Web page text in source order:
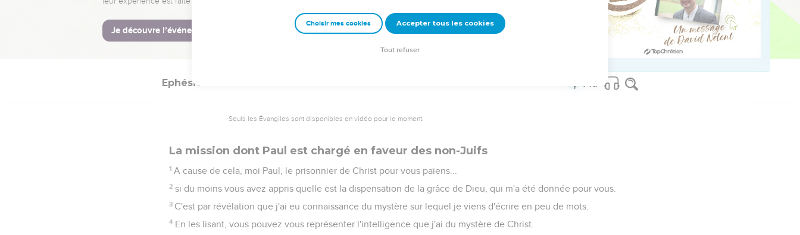
21 En lui tout l'édifice, bien coordonné, s'élève pour être un temple saint dans le Seigneur.
En lui vous êtes aussi édifiés pour être une habitation de Dieu en Esprit.
Ephésiens
Seuls les Évangiles sont disponibles en vidéo pour le moment.
La mission dont Paul est chargé en faveur des non-Juifs
1 A cause de cela, moi Paul, le prisonnier de Christ pour vous païens...
2 si du moins vous avez appris quelle est la dispensation de la grâce de Dieu, qui m'a été donnée pour vous.
3 C'est par révélation que j'ai eu connaissance du mystère sur lequel je viens d'écrire en peu de mots.
4 En les lisant, vous pouvez vous représenter l'intelligence que j'ai du mystère de Christ.
Choisir mes cookies Accepter tous les cookies
Tout refuser